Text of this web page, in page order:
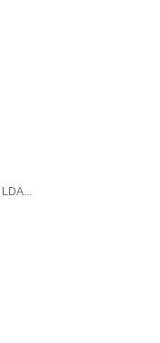
LDA...